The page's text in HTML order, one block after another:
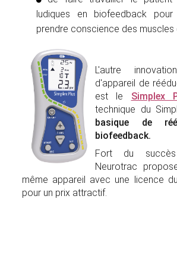
ludiques en biofeedback
prendre conscience des muscles
L'autre
d'appareil de
est le Simplex
technique du
basique de
biofeedback.
Fort du
Neurotrac
même appareil avec une licence
pour un prix attractif.